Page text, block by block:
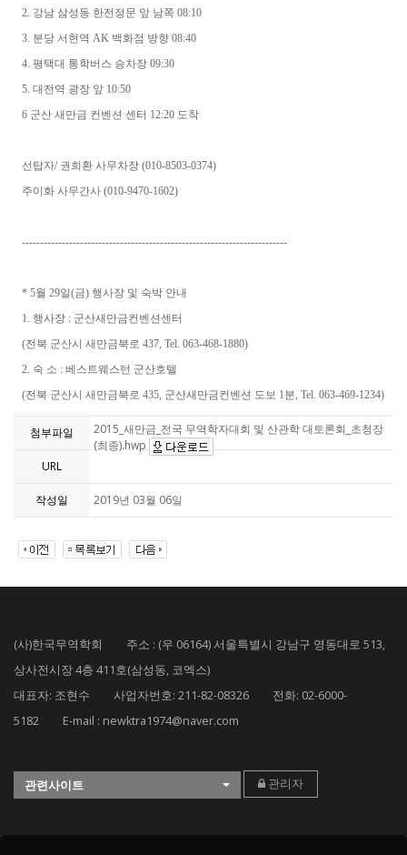
2. 강남 삼성동 한전정문 앞 남쪽 08:10
3. 분당 서현역 AK 백화점 방향 08:40
4. 평택대 통학버스 승차장 09:30
5. 대전역 광장 앞 10:50
6 군산 새만금 컨벤션 센터 12:20 도착
선탑자/ 권희환 사무차장 (010-8503-0374)
주이화 사무간사 (010-9470-1602)
-------------------------------------------------------------------------
* 5월 29일(금) 행사장 및 숙박 안내
1. 행사장 : 군산새만금컨벤션센터
(전북 군산시 새만금북로 437, Tel. 063-468-1880)
2. 숙 소 : 베스트웨스턴 군산호텔
(전북 군산시 새만금북로 435, 군산새만금컨벤션 도보 1분, Tel. 063-469-1234)
첨부파일
2015_새만금_전국 무역학자대회 및 산관학 대토론회_초청장
(최종).hwp
URL
작성일 2019년 03월 06일
(사)한국무역학회 주소 : (우 06164) 서울특별시 강남구 영동대로 513,
상사전시장 4층 411호(삼성동, 코엑스)
대표자: 조현수 사업자번호: 211-82-08326 전화: 02-6000-
5182 E-mail : newktra1974@naver.com
관련사이트 관리자